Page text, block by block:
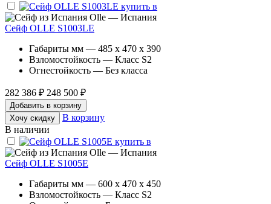
Olle — Испания
Сейф OLLE S1003LE
Габариты мм — 485 x 470 x 390
Взломостойкость — Класс S2
Огнестойкость — Без класса
282 386 ₽ 248 500 ₽
Добавить в корзину
Хочу скидку
В корзину
В наличии
Olle — Испания
Сейф OLLE S1005E
Габариты мм — 600 x 470 x 450
Взломостойкость — Класс S2